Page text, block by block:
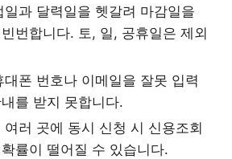
일과 달력일을 헷갈려 마감일을
번합니다. 토, 일, 공휴일은 제외
대폰 번호나 이메일을 잘못 입력
를 받지 못합니다.
여러 곳에 동시 신청 시 신용조회
률이 떨어질 수 있습니다.